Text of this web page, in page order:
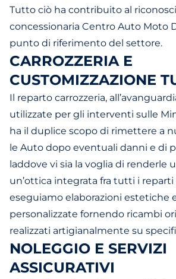
Tutto ciò ha contribuito al
concessionaria Centro Auto Moto
punto di riferimento del settore.
CARROZZERIA E
CUSTOMIZZAZIONE
Il reparto carrozzeria,
utilizzate per gli interventi sulle
ha il duplice scopo di rimettere a
le Auto dopo eventuali danni e di
laddove vi sia la voglia di renderle
un’ottica integrata fra tutti i reparti
eseguiamo elaborazioni estetiche
personalizzate fornendo ricambi
realizzati artigianalmente su
NOLEGGIO E SERVIZI
ASSICURATIVI